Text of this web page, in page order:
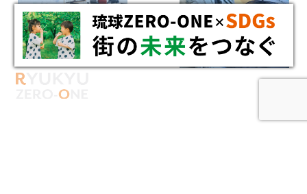
COMPANY
RECRUIT